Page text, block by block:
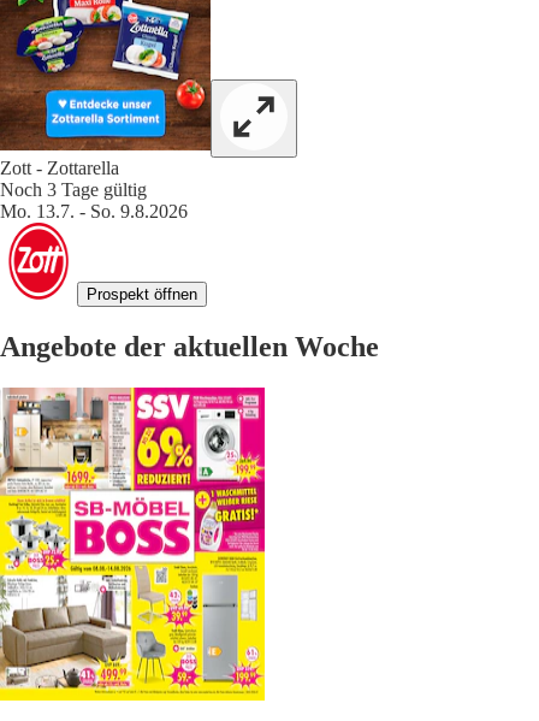
Zott - Zottarella
Noch 3 Tage gültig
Mo. 13.7. - So. 9.8.2026
Prospekt öffnen
Angebote der aktuellen Woche